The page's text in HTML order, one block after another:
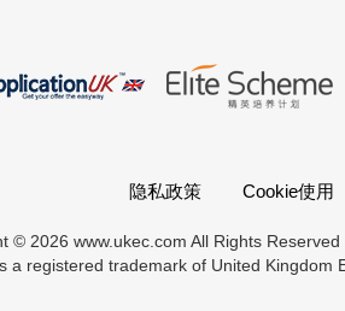
隐私政策 Cookie使用
© 2026 www.ukec.com All Rights
a registered trademark of United Kingdom